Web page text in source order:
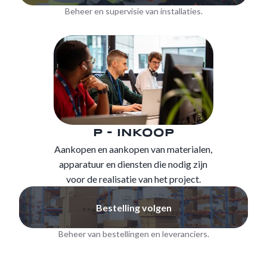
Beheer en supervisie van installaties.
P - INKOOP
Aankopen en aankopen van materialen,
apparatuur en diensten die nodig zijn
voor de realisatie van het project.
Bestelling volgen
Beheer van bestellingen en leveranciers.